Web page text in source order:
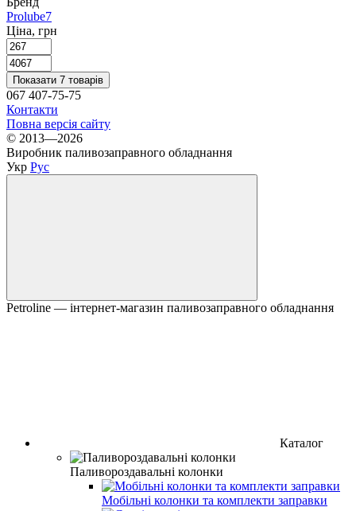
Prolube7
Ціна, грн
Показати 7 товарів
067 407-75-75
Контакти
Повна версія сайту
© 2013—2026
Виробник паливозаправного обладнання
Укр Рус
Petroline — інтернет-магазин паливозаправного обладнання
Каталог
Паливороздавальні колонки
Мобільні колонки та комплекти заправки